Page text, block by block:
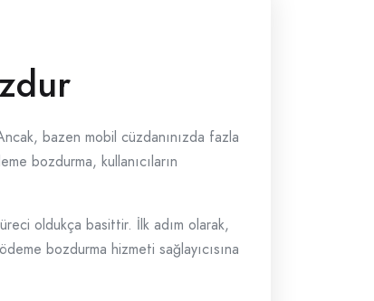
bazen mobil cüzdanınızda fazla
bozdurma, kullanıcıların
oldukça basittir. İlk adım olarak,
bozdurma hizmeti sağlayıcısına